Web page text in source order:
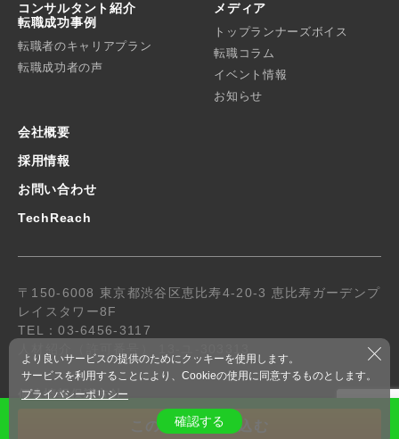
この求人に申し込む
コンサルタント紹介
転職成功事例
転職者のキャリアプラン
転職成功者の声
メディア
トップランナーズボイス
転職コラム
イベント情報
お知らせ
会社概要
採用情報
お問い合わせ
TechReach
〒150-6008 東京都渋谷区恵比寿4-20-3 恵比寿ガーデンプ
レイスタワー8F
TEL：03-6456-3117
個人情報保護方針
© 2019 R-Stone.co.,ltd. All Rights Reserved.
より良いサービスの提供のためにクッキーを使用します。
サービスを利用することにより、Cookieの使用に同意するものとします。
プライバシーポリシー
確認する